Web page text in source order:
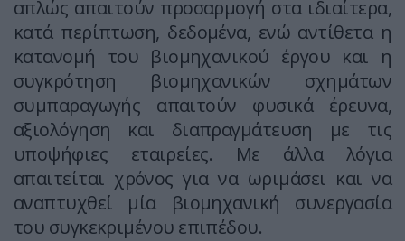
απλώς απαιτούν προσαρμογή στα ιδιαίτερα,
κατά περίπτωση, δεδομένα, ενώ αντίθετα η
κατανομή του βιομηχανικού έργου και η
συγκρότηση βιομηχανικών σχημάτων
συμπαραγωγής απαιτούν φυσικά έρευνα,
αξιολόγηση και διαπραγμάτευση με τις
υποψήφιες εταιρείες. Με άλλα λόγια
απαιτείται χρόνος για να ωριμάσει και να
αναπτυχθεί μία βιομηχανική συνεργασία
του συγκεκριμένου επιπέδου.